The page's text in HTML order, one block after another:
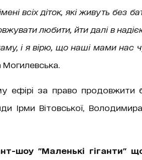
всіх діток, які живуть без
любити, йти далі в
і я вірю, що наші мами нас
ефірі за право продовжити
Ірми Вітовської,
шоу "Маленькі гіганти"